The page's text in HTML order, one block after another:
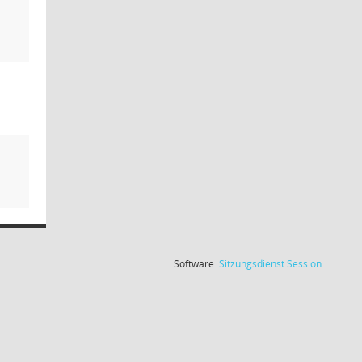
Software:SitzungsdienstSession(Wird in